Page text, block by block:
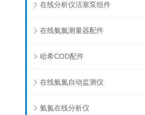
在线分析仪活塞泵组件
在线氨氮测量器配件
哈希COD配件
在线氨氮自动监测仪
氨氮在线分析仪